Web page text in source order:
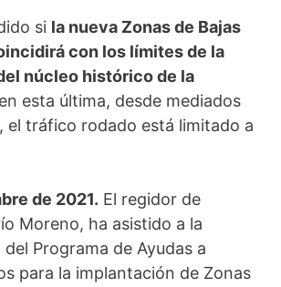
si la nueva Zonas de Bajas
con los límites de la
núcleo histórico de la
esta última, desde mediados
el tráfico rodado está limitado a
de 2021. El regidor de
Moreno, ha asistido a la
Programa de Ayudas a
para la implantación de Zonas